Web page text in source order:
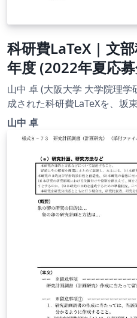
科研費LaTeX | 文
年度 (2022年夏応
研究 | 学術変革領
書(概要版)) 書き方
2022.05.23
山中 卓 (大阪大学 大学院理
成された科研費LaTeXを、坂
承を得てテンプレート登録しています。 詳
山中 卓